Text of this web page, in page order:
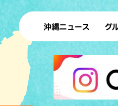
沖縄ニュース グ
ラ
テイ
すし